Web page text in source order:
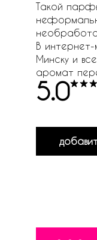
Такой
В интернет-
Минску и
аромат
5.0